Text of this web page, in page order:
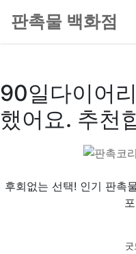
판촉물 백화점
90일다이어
했어요. 추천
후회없는 선택! 인기 판촉